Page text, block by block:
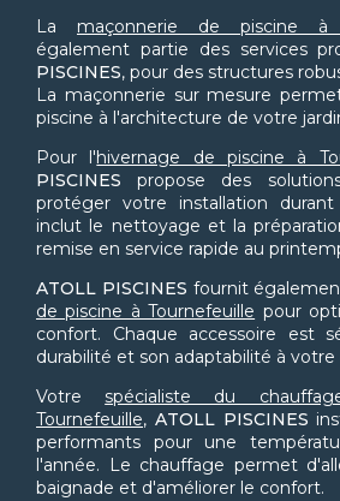
La maçonnerie de piscine à
également partie des services
PISCINES, pour des structures
La maçonnerie sur mesure
piscine à l'architecture de votre
Pour l'hivernage de piscine à
PISCINES propose des
protéger votre installation
inclut le nettoyage et la
remise en service rapide au
ATOLL PISCINES fournit
de piscine à Tournefeuille pour
confort. Chaque accessoire est
durabilité et son adaptabilité à votre
Votre spécialiste du
Tournefeuille, ATOLL PISCINES
performants pour une
l'année. Le chauffage permet
baignade et d'améliorer le confort.